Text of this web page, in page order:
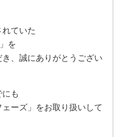
ていた
を
、誠にありがとうござい
も
ーズ」をお取り扱いして